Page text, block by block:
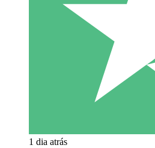
1 dia atrás